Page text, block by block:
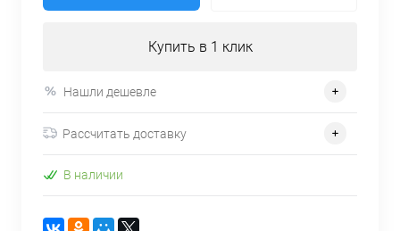
Купить в 1 клик
Нашли дешевле
Рассчитать доставку
В наличии